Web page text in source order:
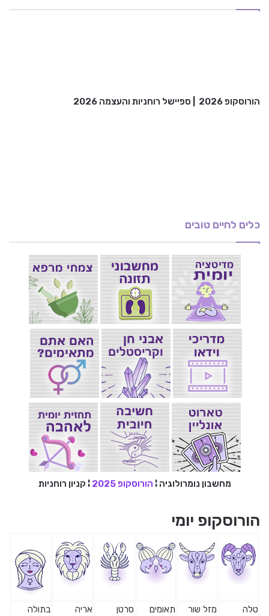
הורוסקופ 2026 ספיישל רוחניות והעצמה 2026
כלים לחיים טובים
מחשבון נומרולוגיה ¦ הורוסקופ 2025 ¦ קניון רוחניות
הורוסקופ יומי
טלה מזל שור תאומים סרטן אריה בתולה